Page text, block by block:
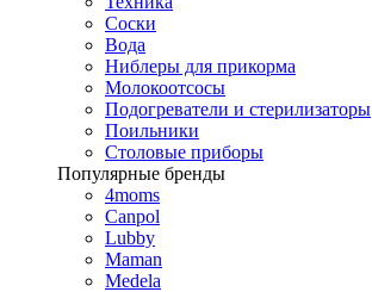
Соски
Вода
Ниблеры для прикорма
Молокоотсосы
Подогреватели и стерилизаторы
Поильники
Столовые приборы
Популярные бренды
4moms
Canpol
Lubby
Maman
Medela